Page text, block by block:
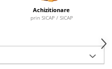
Achizitionare
prin SICAP / SICAP